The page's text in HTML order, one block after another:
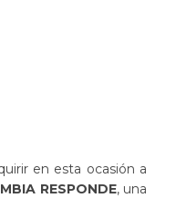
en esta ocasión a
RESPONDE, una